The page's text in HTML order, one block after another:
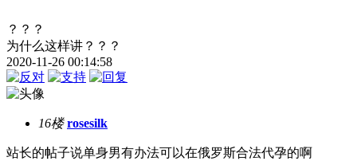
？？？
为什么这样讲？？？
2020-11-26 00:14:58
16楼 rosesilk
站长的帖子说单身男有办法可以在俄罗斯合法代孕的啊